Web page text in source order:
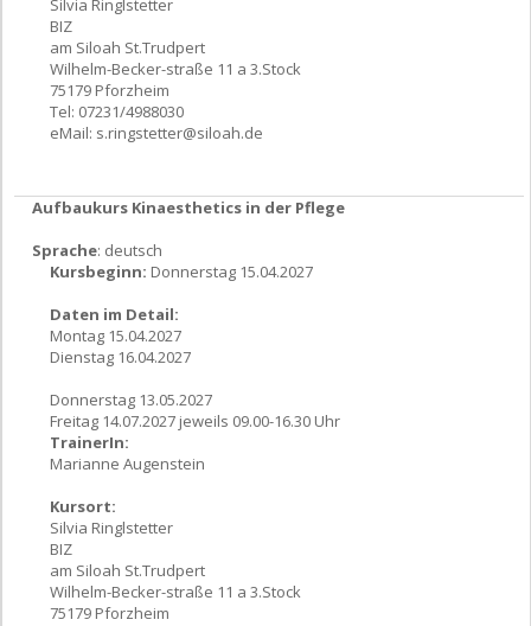
Silvia Ringlstetter
BIZ
am Siloah St.Trudpert
Wilhelm-Becker-straße 11 a 3.Stock
75179 Pforzheim
Tel: 07231/4988030
eMail: s.ringstetter@siloah.de
Aufbaukurs Kinaesthetics in der Pflege
Sprache: deutsch
Kursbeginn: Donnerstag 15.04.2027
Daten im Detail:
Montag 15.04.2027
Dienstag 16.04.2027
Donnerstag 13.05.2027
Freitag 14.07.2027 jeweils 09.00-16.30 Uhr
TrainerIn:
Marianne Augenstein
Kursort:
Silvia Ringlstetter
BIZ
am Siloah St.Trudpert
Wilhelm-Becker-straße 11 a 3.Stock
75179 Pforzheim